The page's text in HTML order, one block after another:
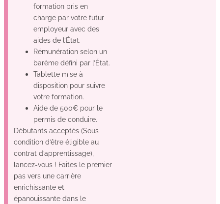
formation pris en
charge par votre futur
employeur avec des
aides de l’État.
Rémunération selon un
barème défini par l’État.
Tablette mise à
disposition pour suivre
votre formation.
Aide de 500€ pour le
permis de conduire.
Débutants acceptés (Sous
condition d’être éligible au
contrat d’apprentissage),
lancez-vous ! Faites le premier
pas vers une carrière
enrichissante et
épanouissante dans le